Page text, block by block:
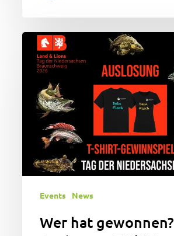
Wer
gewonnen?
Auslosung
Shirt-
Gewinnspiel
beim
der
Events News
Wer hat gewonnen?